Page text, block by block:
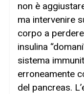
non è
ma intervenire
corpo a
insulina
sistema
erroneamente
del pancreas.